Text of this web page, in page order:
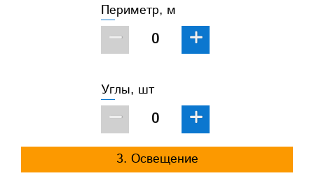
Периметр, м
− +
Углы, шт
− +
3. Освещение